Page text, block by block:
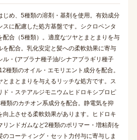
じめ、5種類の溶剤・基剤を使用。有効成分
に配慮した処方基盤です。シクロペンタ
配合（5種類）。適度なツヤとまとまりを与
を配合。乳化安定と髪への柔軟効果に寄与
ル・(アブラナ種子油/シナアブラギリ種子
種類のオイル・エモリエント成分を配合。
まとまりを与えるリッチな処方です。ス
ド・ステアルジモニウムヒドロキシプロピ
類のカチオン系成分を配合。静電気を抑
向上させる柔軟効果があります。ヒドロキ
リンドガムなど2種類のポリマー・増粘剤を
コーティング・セット力付与に寄与しま